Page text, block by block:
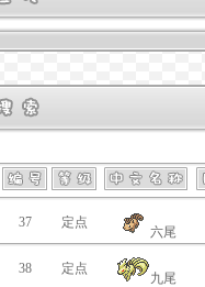
37 定点
六尾
38 定点
九尾